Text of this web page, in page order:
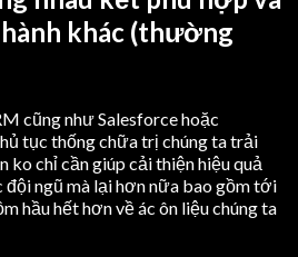
khác (thường
cũng như Salesforce hoặc
tục thống chữa trị chúng ta trải
ko chỉ cần giúp cải thiện hiệu quả
đội ngũ mà lại hơn nữa bao gồm tới
hầu hết hơn về ác ôn liệu chúng ta